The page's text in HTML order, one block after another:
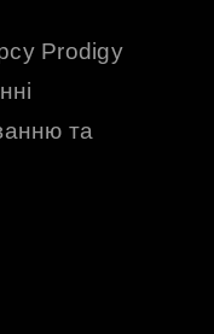
Prodigy
та